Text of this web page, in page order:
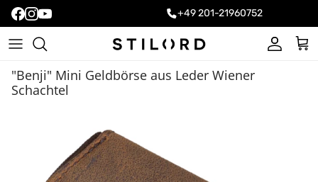
+49 201-21960752
Konto
"Benji" Mini Geldbörse aus Leder Wiener
Schachtel